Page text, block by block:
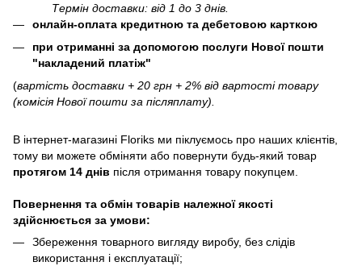
Термін доставки: від 1 до 3 днів.
онлайн-оплата кредитною та дебетовою карткою
при отриманні за допомогою послуги Нової пошти
"накладений платіж"
(вартість доставки + 20 грн + 2% від вартості товару
(комісія Нової пошти за післяплату).
В інтернет-магазині Floriks ми піклуємось про наших клієнтів,
тому ви можете обміняти або повернути будь-який товар
протягом 14 днів після отримання товару покупцем.
Повернення та обмін товарів належної якості
здійснюється за умови:
Збереження товарного вигляду виробу, без слідів
використання і експлуатації;